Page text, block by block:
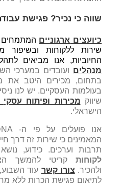
שווה כי נכיר? פגישת
כיועצים ארגוניים המתמחים
שירות ללקוחות ובשיפור
החיוביות, אנו מביאים
מנהלים ועובדים במערכי
בתחום, מכירים היטב את
בעולמות העסקיים. יש לנו
שיווק מכירות ופיתוח עסקי
הישראלי.
המאמינים כי שירות זה דרך
תרבות וערכים. כידוע,
לקוחות קריטי להמשך
ולהכיר. צורו קשר עוד